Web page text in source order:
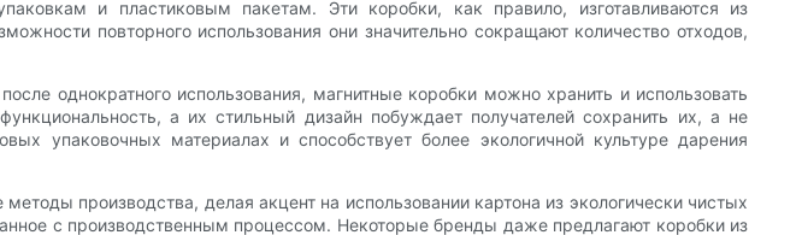
и пластиковым пакетам. Эти коробки, как правило, изготавливаются из
повторного использования они значительно сокращают количество отходов,
однократного использования, магнитные коробки можно хранить и использовать
а их стильный дизайн побуждает получателей сохранить их, а не
упаковочных материалах и способствует более экологичной культуре дарения
производства, делая акцент на использовании картона из экологически чистых
с производственным процессом. Некоторые бренды даже предлагают коробки из